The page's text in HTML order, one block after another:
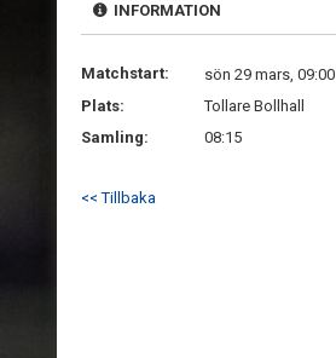
INFORMATION
Matchstart:
sön 29 mars, 09:00
Plats:
Tollare Bollhall
Samling:
08:15
<< Tillbaka